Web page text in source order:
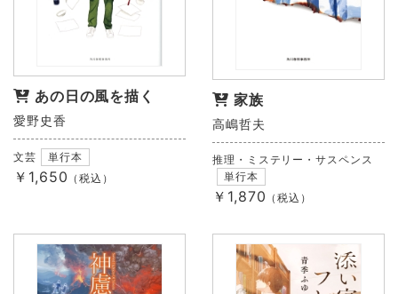
あの日の風を描く
愛野史香
文芸 単行本
￥1,650 （税込）
家族
高嶋哲夫
推理・ミステリー・サスペンス
単行本
￥1,870 （税込）